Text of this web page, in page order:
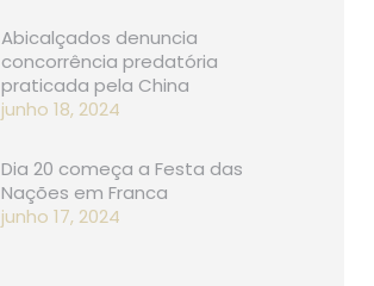
Abicalçados denuncia
concorrência predatória
praticada pela China
junho 18, 2024
Dia 20 começa a Festa das
Nações em Franca
junho 17, 2024